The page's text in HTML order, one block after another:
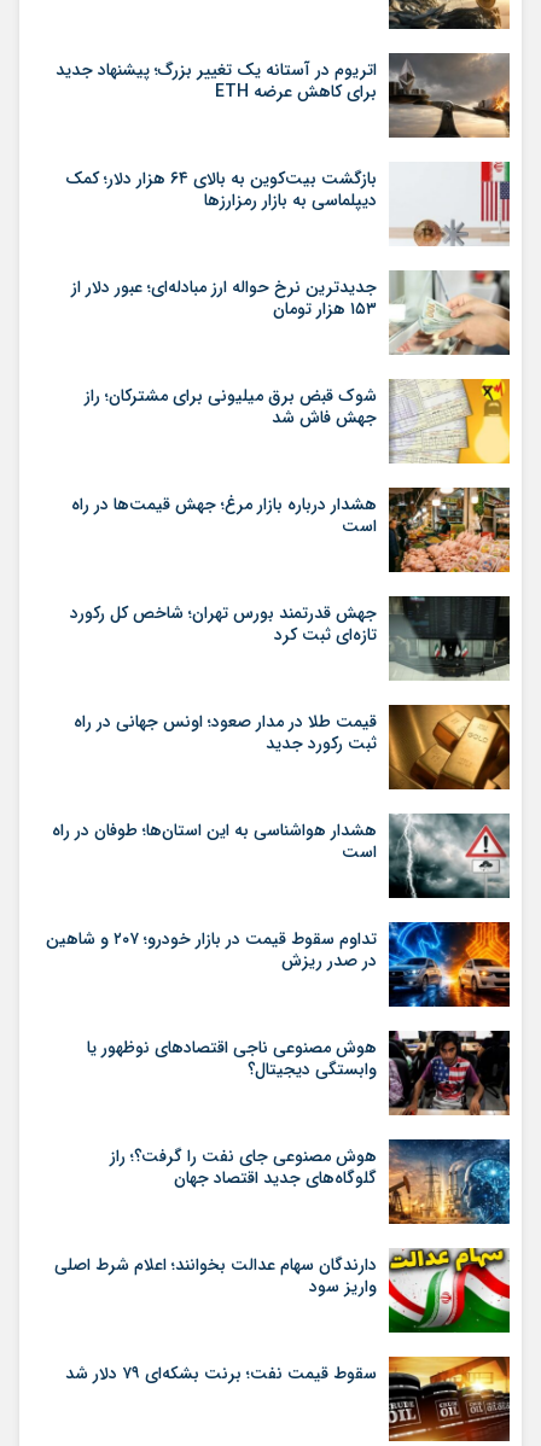
اتریوم در آستانه یک تغییر بزرگ؛ پیشنهاد جدید
برای کاهش عرضه ETH
بازگشت بیت‌کوین به بالای ۶۴ هزار دلار؛ کمک
دیپلماسی به بازار رمزارزها
جدیدترین نرخ حواله ارز مبادله‌ای؛ عبور دلار از
۱۵۳ هزار تومان
شوک قبض برق میلیونی برای مشترکان؛ راز
جهش فاش شد
هشدار درباره بازار مرغ؛ جهش قیمت‌ها در راه
است
جهش قدرتمند بورس تهران؛ شاخص کل رکورد
تازه‌ای ثبت کرد
قیمت طلا در مدار صعود؛ اونس جهانی در راه
ثبت رکورد جدید
هشدار هواشناسی به این استان‌ها؛ طوفان در راه
است
تداوم سقوط قیمت در بازار خودرو؛ ۲۰۷ و شاهین
در صدر ریزش
هوش مصنوعی ناجی اقتصادهای نوظهور یا
وابستگی دیجیتال؟
هوش مصنوعی جای نفت را گرفت؟؛ راز
گلوگاه‌های جدید اقتصاد جهان
دارندگان سهام عدالت بخوانند؛ اعلام شرط اصلی
واریز سود
سقوط قیمت نفت؛ برنت بشکه‌ای ۷۹ دلار شد